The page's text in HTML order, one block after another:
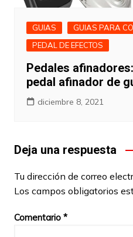
GUIAS GUIAS PARA
PEDAL DE EFECTOS
Pedales
pedal afinador de
diciembre 8, 2021
Deja una respuesta
Tu dirección de correo
Los campos obligatorios
Comentario *